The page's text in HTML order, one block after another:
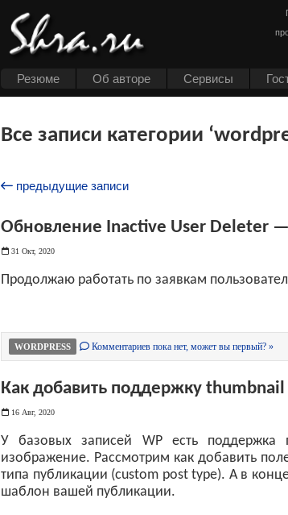
Резюме Об авторе Cервисы
Все записи категории
предыдущие записи
Обновление Inactive User Deleter
31 Окт, 2020
Продолжаю работать по заявкам
WORDPRESS Комментариев пока нет, может вы первый? »
Как добавить поддержку
16 Авг, 2020
У базовых записей WP есть поддержка
изображение. Рассмотрим как добавить
типа публикации (custom post type). А в
шаблон вашей публикации.